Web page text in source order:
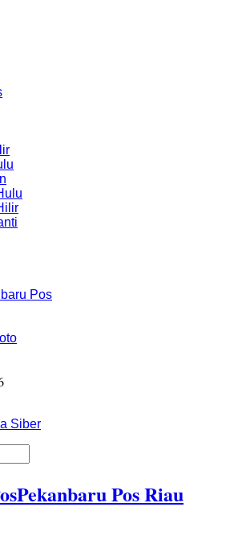
Pos
Siber
Pekanbaru Pos Riau